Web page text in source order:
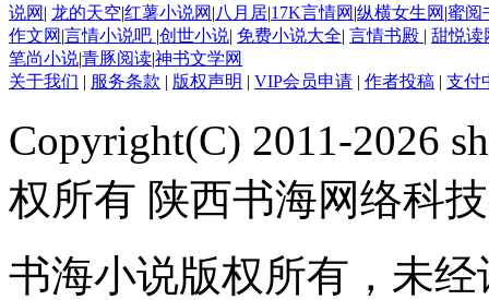
说网 | 龙的天空|红薯小说网 |八月居|17K言情网 |纵横女生网 |蜜阅
作文网 |言情小说吧 |创世小说| 免费小说大全| 言情书殿 | 甜悦
笔尚小说|青豚阅读|神书文学网
关于我们 | 服务条款 | 版权声明 | VIP会员申请 | 作者投稿 | 支付
Copyright(C) 2011-2026
权所有 陕西书海网络科
书海小说版权所有，未